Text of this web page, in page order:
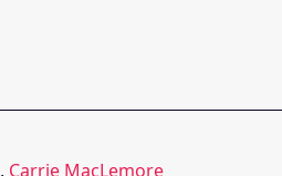
, Carrie MacLemore